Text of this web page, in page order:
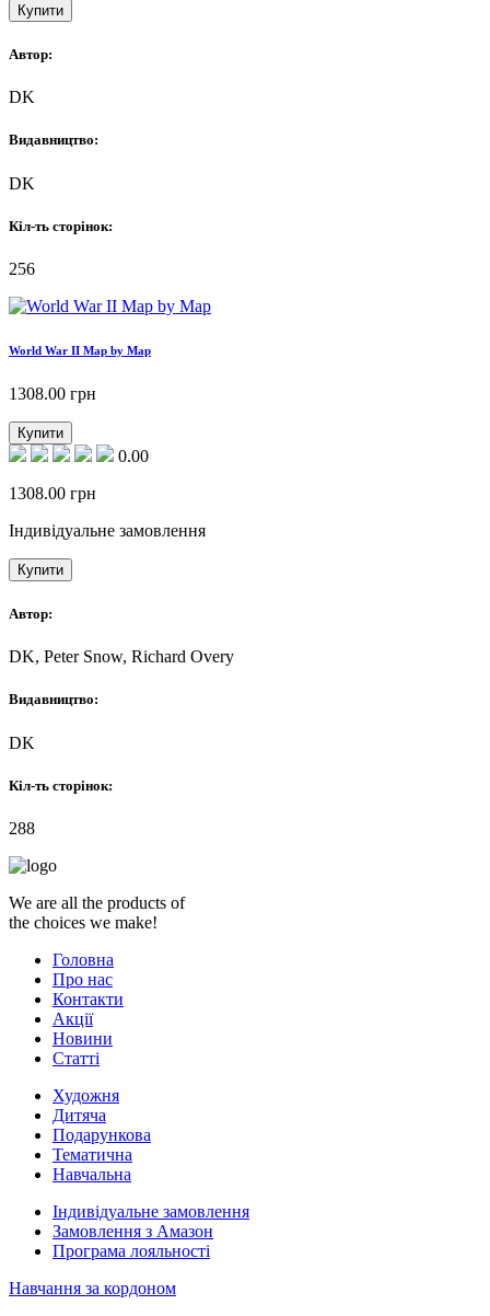
Купити
Автор:
DK
Видавництво:
DK
Кіл-ть сторінок:
256
World War II Map by Map
1308.00 грн
Купити
0.00
1308.00 грн
Індивідуальне замовлення
Купити
Автор:
DK, Peter Snow, Richard Overy
Видавництво:
DK
Кіл-ть сторінок:
288
We are all the products of
the choices we make!
Головна
Про нас
Контакти
Акції
Новини
Статті
Художня
Дитяча
Подарункова
Тематична
Навчальна
Індивідуальне замовлення
Замовлення з Амазон
Програма лояльності
Навчання за кордоном